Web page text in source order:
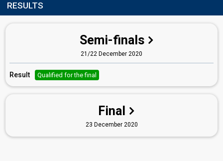
RESULTS
Semi-finals
21/22 December 2020
Result Qualified for the final
Final
23 December 2020